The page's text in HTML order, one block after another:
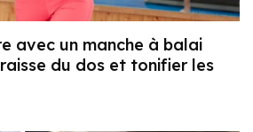
avec un manche à balai
du dos et tonifier les